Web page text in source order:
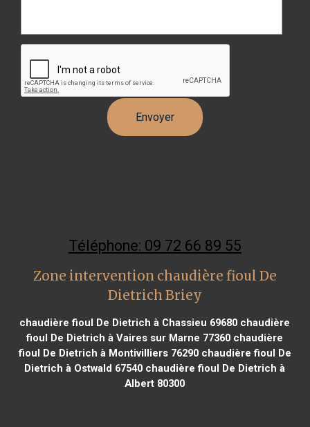
Téléphone: 09 72 66 89 55
Zone intervention chaudière fioul De
Dietrich Briey
chaudière fioul De Dietrich à Chassieu 69680 chaudière
fioul De Dietrich à Vaires sur Marne 77360 chaudière
fioul De Dietrich à Montivilliers 76290chaudière fioul De
Dietrich à Ostwald 67540 chaudière fioul De Dietrich à
Albert 80300